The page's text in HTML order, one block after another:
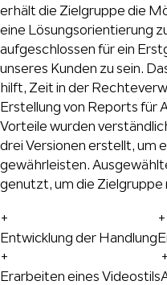
erhält die Zielgruppe die
eine Lösungsorientierung
aufgeschlossen für ein
unseres Kunden zu sein.
hilft, Zeit in der
Erstellung von Reports für
Vorteile wurden
drei Versionen erstellt, um
gewährleisten.
genutzt, um die
+
Entwicklung der Handlung
+
+
Erarbeiten eines Videostils
+